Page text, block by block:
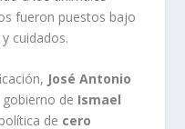
fueron puestos bajo
cuidados.
José Antonio
de Ismael
de cero